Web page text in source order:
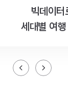
빅데이터
세대별 여